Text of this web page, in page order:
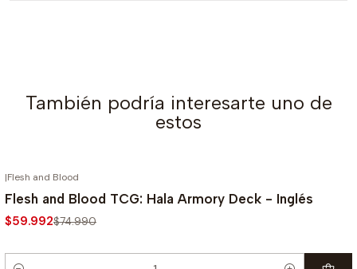
También podría interesarte uno de
estos
-20%
|Flesh and Blood
Flesh and Blood TCG: Hala Armory Deck - Inglés
$59.992$74.990